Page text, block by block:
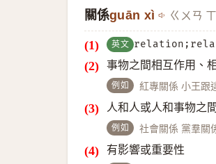
關係guān xì ㄍㄨㄢ
英文
事物之間相互作用、
例如 紅專關係 小王跟
人和人或人和事物之
例如 社會關係 黨羣關
有影響或重要性